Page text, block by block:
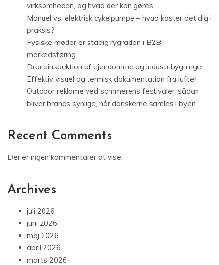
virksomheden, og hvad der kan gøres
Manuel vs. elektrisk cykelpumpe – hvad koster det dig i
praksis?
Fysiske møder er stadig rygraden i B2B-
markedsføring
Droneinspektion af ejendomme og industribygninger:
Effektiv visuel og termisk dokumentation fra luften
Outdoor reklame ved sommerens festivaler: sådan
bliver brands synlige, når danskerne samles i byen
Recent Comments
Der er ingen kommentarer at vise.
Archives
juli 2026
juni 2026
maj 2026
april 2026
marts 2026